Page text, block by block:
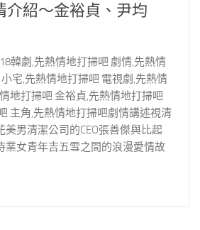
介紹～金裕貞、尹均
韓劇,先熱情地打掃吧 劇情,先熱情
宅,先熱情地打掃吧 電視劇,先熱情
地打掃吧 金裕貞,先熱情地打掃吧
主角,先熱情地打掃吧劇情講述視清
男清潔公司的CEO張善傑與比起
業女青年吉五雪之間的浪漫愛情故